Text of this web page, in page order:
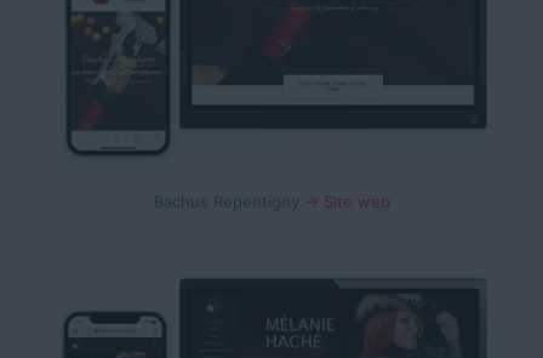
Bachus Repentigny → Site web